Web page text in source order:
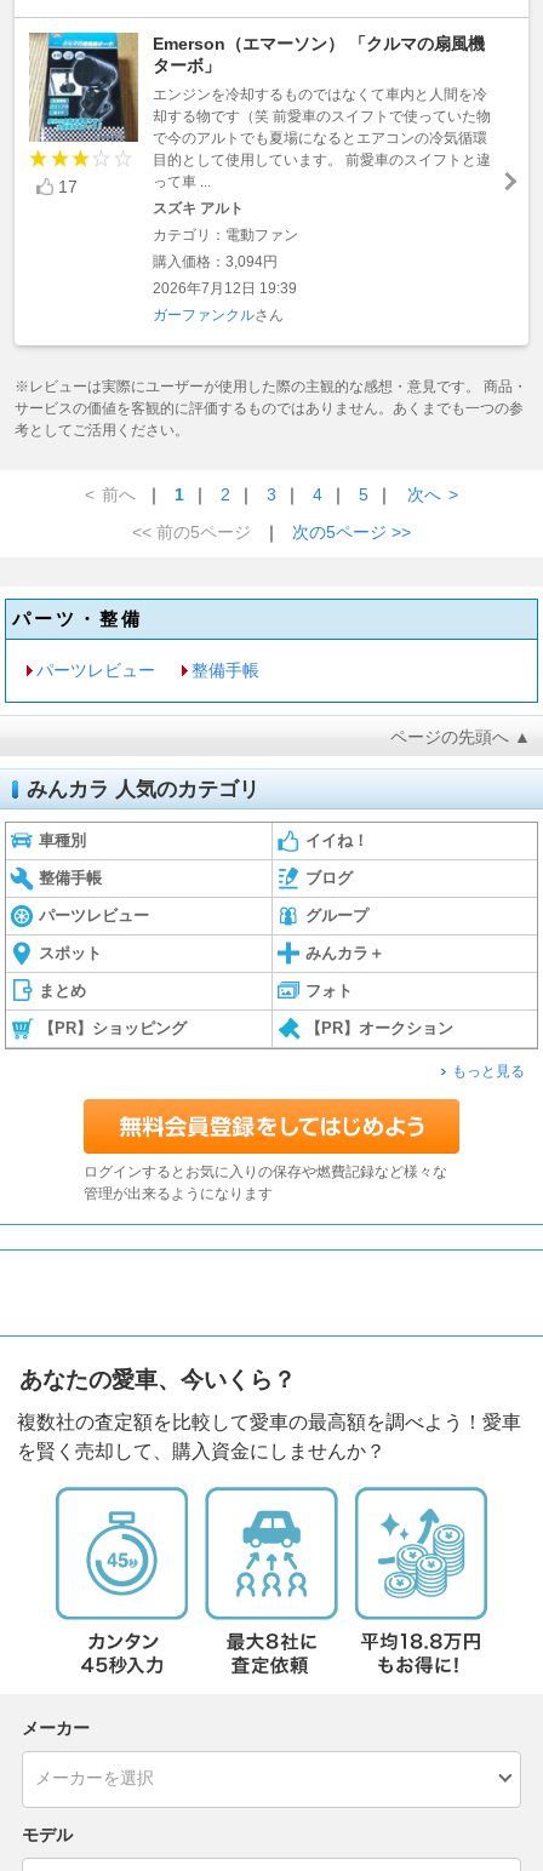
17
Emerson（エマーソン） 「クルマの扇風機
ターボ」
エンジンを冷却するものではなくて車内と人間を冷
却する物です（笑 前愛車のスイフトで使っていた物
で今のアルトでも夏場になるとエアコンの冷気循環
目的として使用しています。 前愛車のスイフトと違
って車 ...
スズキ アルト
カテゴリ：電動ファン
購入価格：3,094円
2026年7月12日 19:39
ガーファンクルさん
※レビューは実際にユーザーが使用した際の主観的な感想・意見です。 商品・
サービスの価値を客観的に評価するものではありません。あくまでも一つの参
考としてご活用ください。
< 前へ ｜ 1 ｜ 2 ｜ 3 ｜ 4 ｜ 5 ｜ 次へ >
<< 前の5ページ
｜ 次の5ページ >>
パーツ・整備
パーツレビュー 整備手帳
ページの先頭へ ▲
みんカラ 人気のカテゴリ
車種別 イイね！
整備手帳 ブログ
パーツレビュー グループ
スポット みんカラ＋
まとめ フォト
【PR】ショッピング 【PR】オークション
もっと見る
ログインするとお気に入りの保存や燃費記録など様々な
管理が出来るようになります
あなたの愛車、今いくら？
複数社の査定額を比較して愛車の最高額を調べよう！愛車
を賢く売却して、購入資金にしませんか？
メーカー
モデル